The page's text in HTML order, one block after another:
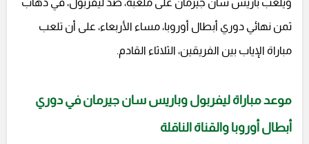
ويلعب باريس سان جيرمان على ملعبه، ضد ليفربول، في ذهاب
ثمن نهائي دوري أبطال أوروبا، مساء الأربعاء، على أن تلعب
مباراة الإياب بين الفريقين، الثلاثاء القادم.
موعد مباراة ليفربول وباريس سان جيرمان في دوري
أبطال أوروبا والقناة الناقلة